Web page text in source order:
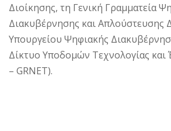
Διοίκησης, τη Γενική Γραμματεία
Διακυβέρνησης και Απλούστευσης
Υπουργείου Ψηφιακής
Δίκτυο Υποδομών Τεχνολογίας και
– GRNET).